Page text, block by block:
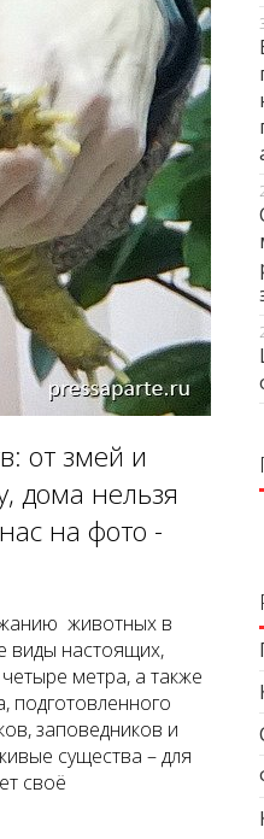
от змей и
дома нельзя
на фото -
животных в
виды настоящих,
метра, а также
подготовленного
заповедников и
существа – для
своё